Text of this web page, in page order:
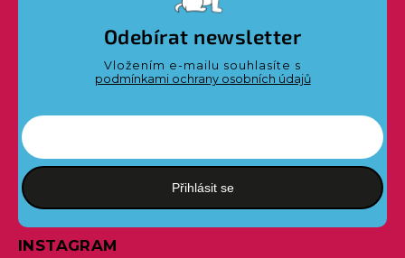
Odebírat newsletter
Vložením e-mailu souhlasíte s
podmínkami ochrany osobních údajů
Přihlásit se
INSTAGRAM